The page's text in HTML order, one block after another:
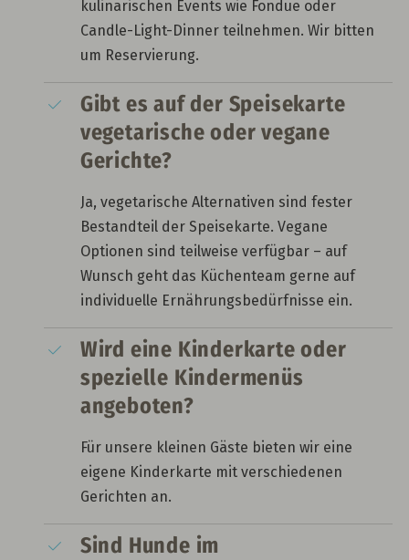
kulinarischen Events wie Fondue oder
Candle-Light-Dinner teilnehmen. Wir bitten
um Reservierung.
Gibt es auf der Speisekarte
vegetarische oder vegane
Gerichte?
Ja, vegetarische Alternativen sind fester
Bestandteil der Speisekarte. Vegane
Optionen sind teilweise verfügbar – auf
Wunsch geht das Küchenteam gerne auf
individuelle Ernährungsbedürfnisse ein.
Wird eine Kinderkarte oder
spezielle Kindermenüs
angeboten?
Für unsere kleinen Gäste bieten wir eine
eigene Kinderkarte mit verschiedenen
Gerichten an.
Sind Hunde im